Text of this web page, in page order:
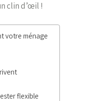
clin d’œil !
votre ménage
flexible